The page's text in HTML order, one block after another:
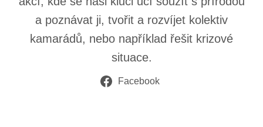
a poznávat ji, tvořit a rozvíjet kolektiv
kamarádů, nebo například řešit krizové
situace.
Facebook